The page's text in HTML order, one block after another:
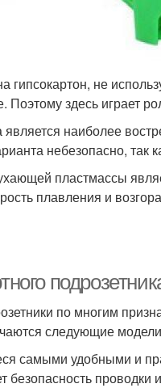
гипсокартон, не
Поэтому здесь играет
является наиболее
небезопасно, так
пластмассы
плавления и
по многим
следующие
самыми удобными и
безопасность